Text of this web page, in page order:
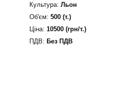
Культура: Льон
Об'єм: 500 (т.)
Ціна: 10500 (грн/т.)
ПДВ: Без ПДВ